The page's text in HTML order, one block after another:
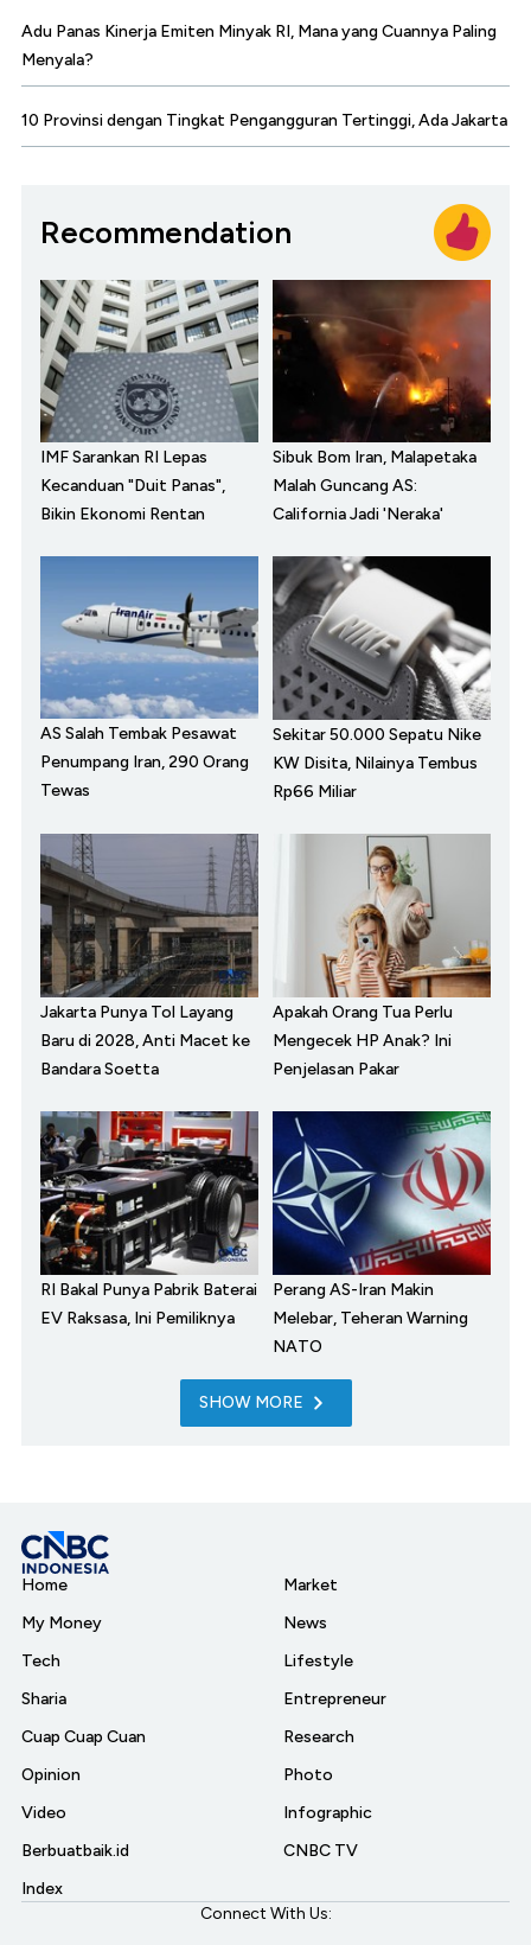
Adu Panas Kinerja Emiten Minyak RI, Mana yang Cuannya Paling
Menyala?
10 Provinsi dengan Tingkat Pengangguran Tertinggi, Ada Jakarta
Recommendation
IMF Sarankan RI Lepas
Kecanduan "Duit Panas",
Bikin Ekonomi Rentan
Sibuk Bom Iran, Malapetaka
Malah Guncang AS:
California Jadi 'Neraka'
AS Salah Tembak Pesawat
Penumpang Iran, 290 Orang
Tewas
Sekitar 50.000 Sepatu Nike
KW Disita, Nilainya Tembus
Rp66 Miliar
Jakarta Punya Tol Layang
Baru di 2028, Anti Macet ke
Bandara Soetta
Apakah Orang Tua Perlu
Mengecek HP Anak? Ini
Penjelasan Pakar
RI Bakal Punya Pabrik Baterai
EV Raksasa, Ini Pemiliknya
Perang AS-Iran Makin
Melebar, Teheran Warning
NATO
SHOW MORE
Home
My Money
Tech
Sharia
Cuap Cuap Cuan
Opinion
Video
Berbuatbaik.id
Index
Market
News
Lifestyle
Entrepreneur
Research
Photo
Infographic
CNBC TV
Connect With Us: